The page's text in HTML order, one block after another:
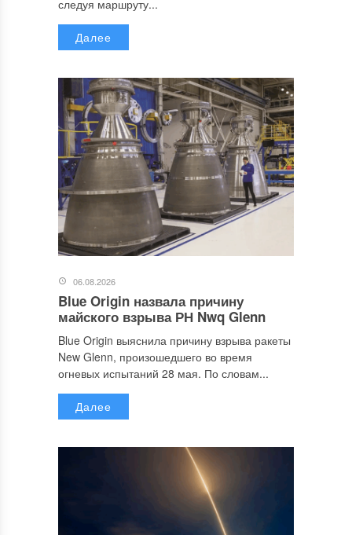
следуя маршруту...
Далее
06.08.2026
Blue Origin назвала причину
майского взрыва РН Nwq Glenn
Blue Origin выяснила причину взрыва ракеты
New Glenn, произошедшего во время
огневых испытаний 28 мая. По словам...
Далее